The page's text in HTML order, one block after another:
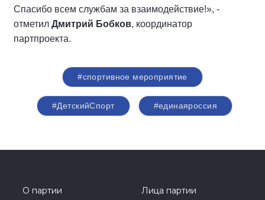
Спасибо всем службам за взаимодействие!», -
отметил Дмитрий Бобков, координатор
партпроекта.
#спортивное мероприятие
#ДетскийСпорт #единаяроссия
О партии
Лица партии